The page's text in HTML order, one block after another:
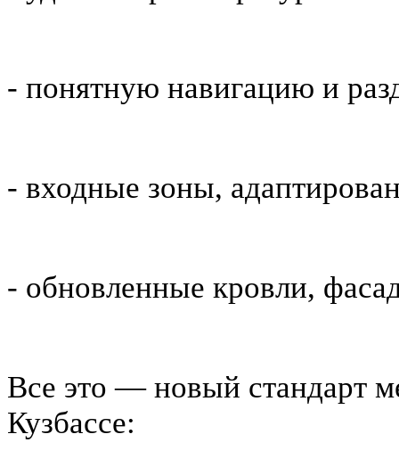
- понятную навигацию и
- входные зоны,
- обновленные кровли,
Все это — новый стандарт
Кузбассе: